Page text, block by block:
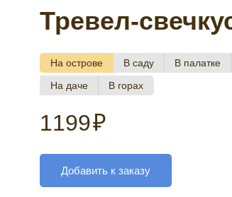
Тревел-
На острове В саду В палатке
На даче
В горах
1199₽
Добавить к заказу